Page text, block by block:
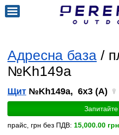
Адресна база /
№Kh149a
Щит №Kh149a, 6x3 (A)
прайс, грн без ПДВ: 15,000.00 грн